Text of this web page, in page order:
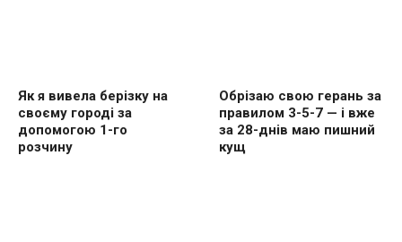
Як я вивела берізку на
своєму городі за
допомогою 1-го
розчину
Обрізаю свою герань за
правилом 3-5-7 — і вже
за 28-днів маю пишний
кущ